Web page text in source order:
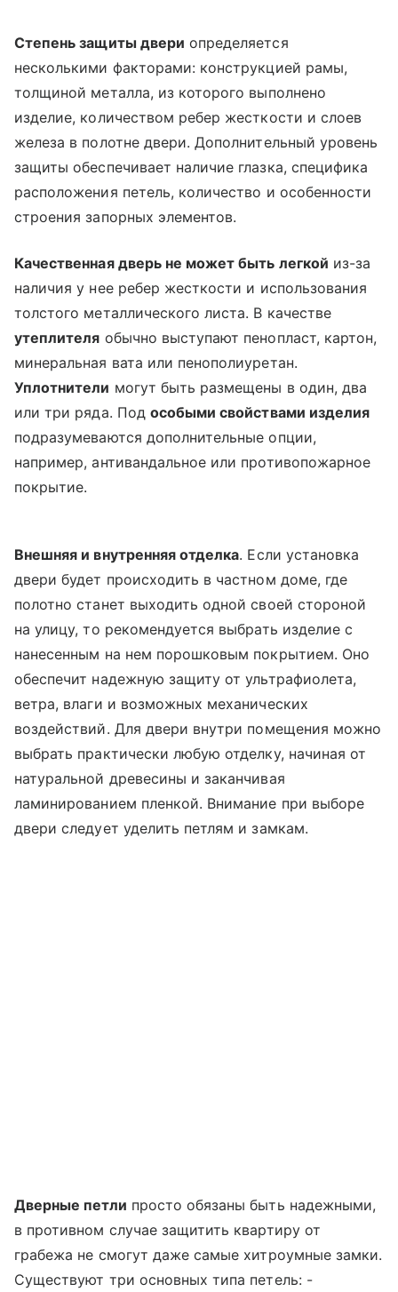
Степень защиты двери определяется
несколькими факторами: конструкцией рамы,
толщиной металла, из которого выполнено
изделие, количеством ребер жесткости и слоев
железа в полотне двери. Дополнительный уровень
защиты обеспечивает наличие глазка, специфика
расположения петель, количество и особенности
строения запорных элементов.
Качественная дверь не может быть легкой из-за
наличия у нее ребер жесткости и использования
толстого металлического листа. В качестве
утеплителя обычно выступают пенопласт, картон,
минеральная вата или пенополиуретан.
Уплотнители могут быть размещены в один, два
или три ряда. Под особыми свойствами изделия
подразумеваются дополнительные опции,
например, антивандальное или противопожарное
покрытие.
Внешняя и внутренняя отделка. Если установка
двери будет происходить в частном доме, где
полотно станет выходить одной своей стороной
на улицу, то рекомендуется выбрать изделие с
нанесенным на нем порошковым покрытием. Оно
обеспечит надежную защиту от ультрафиолета,
ветра, влаги и возможных механических
воздействий. Для двери внутри помещения можно
выбрать практически любую отделку, начиная от
натуральной древесины и заканчивая
ламинированием пленкой. Внимание при выборе
двери следует уделить петлям и замкам.
Дверные петли просто обязаны быть надежными,
в противном случае защитить квартиру от
грабежа не смогут даже самые хитроумные замки.
Существуют три основных типа петель: -